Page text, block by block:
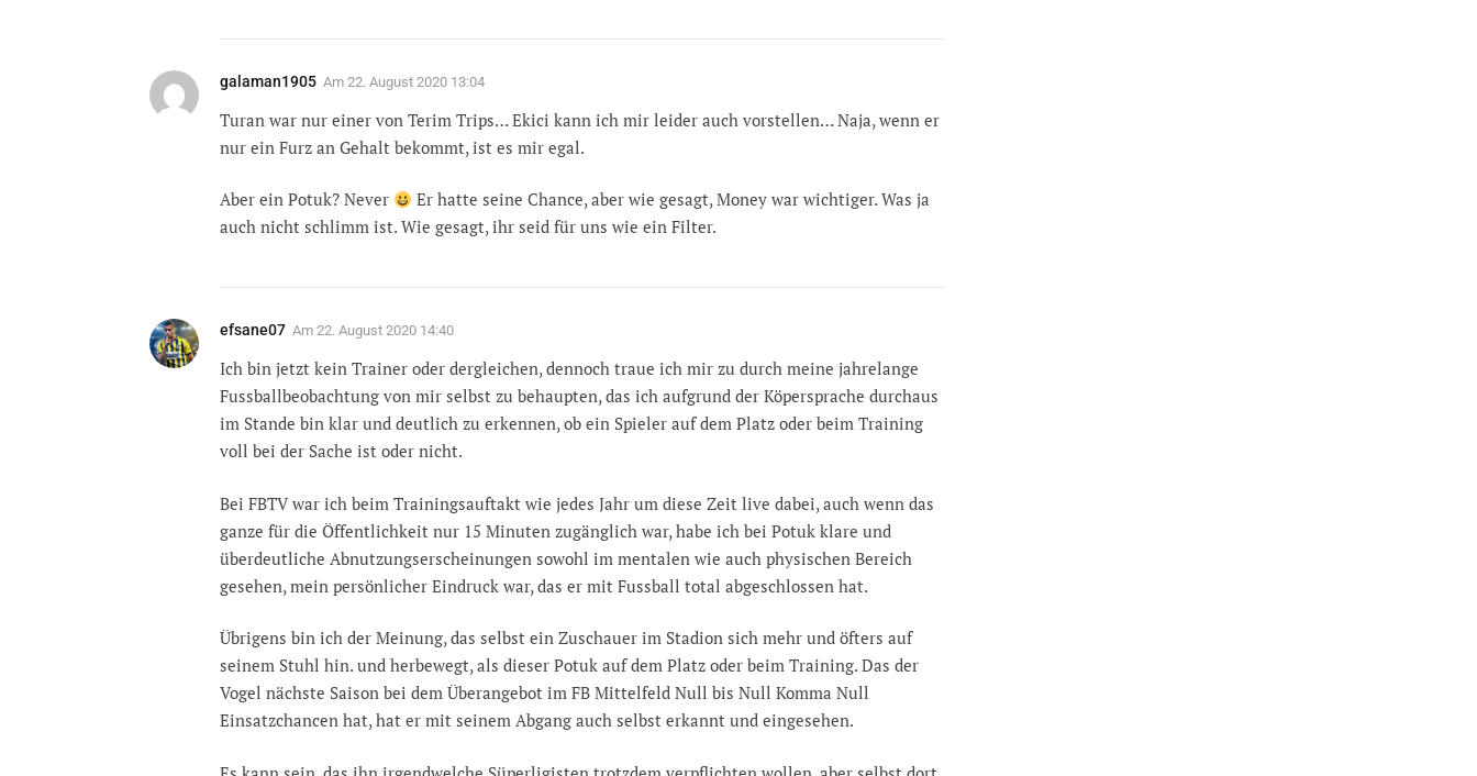
galaman1905 Am 22. August 2020 13:04
Turan war nur einer von Terim Trips… Ekici kann ich mir leider auch vorstellen… Naja, wenn er
nur ein Furz an Gehalt bekommt, ist es mir egal.
Aber ein Potuk? Never
Er hatte seine Chance, aber wie gesagt, Money war wichtiger. Was ja
auch nicht schlimm ist. Wie gesagt, ihr seid für uns wie ein Filter.
efsane07 Am 22. August 2020 14:40
Ich bin jetzt kein Trainer oder dergleichen, dennoch traue ich mir zu durch meine jahrelange
Fussballbeobachtung von mir selbst zu behaupten, das ich aufgrund der Köpersprache durchaus
im Stande bin klar und deutlich zu erkennen, ob ein Spieler auf dem Platz oder beim Training
voll bei der Sache ist oder nicht.
Bei FBTV war ich beim Trainingsauftakt wie jedes Jahr um diese Zeit live dabei, auch wenn das
ganze für die Öffentlichkeit nur 15 Minuten zugänglich war, habe ich bei Potuk klare und
überdeutliche Abnutzungserscheinungen sowohl im mentalen wie auch physischen Bereich
gesehen, mein persönlicher Eindruck war, das er mit Fussball total abgeschlossen hat.
Übrigens bin ich der Meinung, das selbst ein Zuschauer im Stadion sich mehr und öfters auf
seinem Stuhl hin. und herbewegt, als dieser Potuk auf dem Platz oder beim Training. Das der
Vogel nächste Saison bei dem Überangebot im FB Mittelfeld Null bis Null Komma Null
Einsatzchancen hat, hat er mit seinem Abgang auch selbst erkannt und eingesehen.